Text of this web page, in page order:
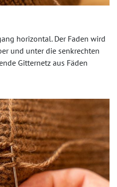
horizontal. Der Faden wird
und unter die senkrechten
Gitternetz aus Fäden